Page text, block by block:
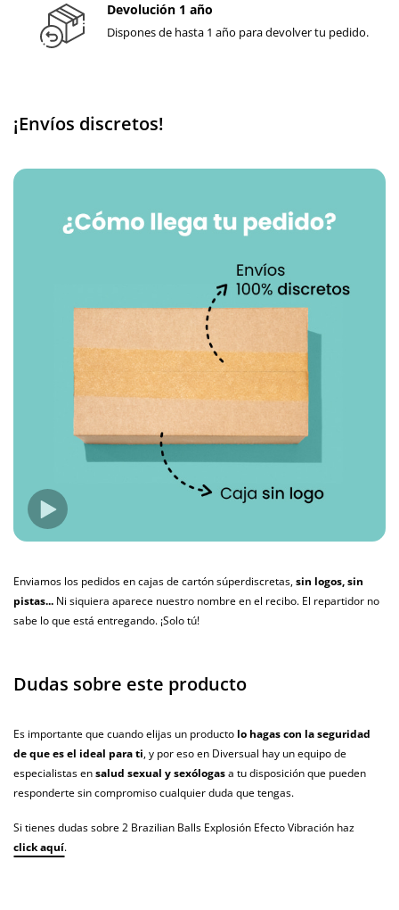
Devolución 1 año
Dispones de hasta 1 año para devolver tu pedido.
¡Envíos discretos!
Enviamos los pedidos en cajas de cartón súperdiscretas,sin logos, sin
pistas... Ni siquiera aparece nuestro nombre en el recibo. El repartidor no
sabe lo que está entregando. ¡Solo tú!
Dudas sobre este producto
Es importante que cuando elijas un producto lo hagas con la seguridad
de que es el ideal para ti, y por eso en Diversual hay un equipo de
especialistas ensalud sexual y sexólogasa tu disposición que pueden
responderte sin compromiso cualquier duda que tengas.
Si tienes dudas sobre 2 Brazilian Balls Explosión Efecto Vibración haz
click aquí.